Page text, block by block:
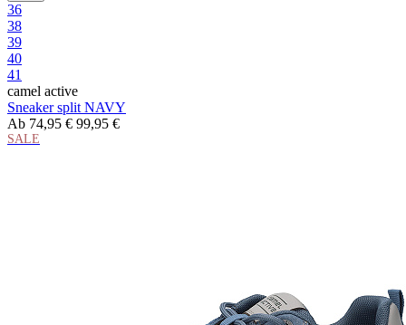
36
38
39
40
41
camel active
Sneaker split NAVY
Ab 74,95 € 99,95 €
SALE